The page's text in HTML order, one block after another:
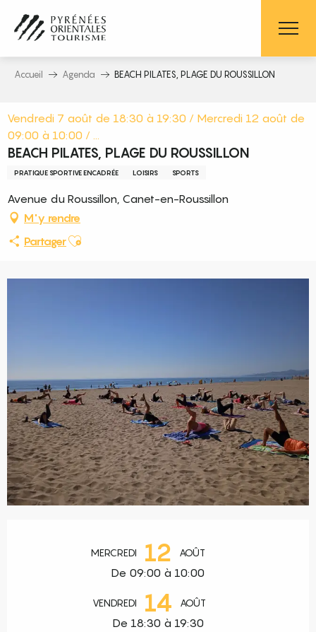
contenu
principal
Accueil Agenda BEACH PILATES, PLAGE DU ROUSSILLON
Vendredi 7 août de 18:30 à 19:30 / Mercredi 12 août de
09:00 à 10:00 / ...
BEACH PILATES, PLAGE DU ROUSSILLON
PRATIQUE SPORTIVE ENCADRÉE LOISIRS SPORTS
Avenue du Roussillon, Canet-en-Roussillon
M'y rendre
PartagerAjouter aux favoris
MERCREDI 12 AOÛT
De 09:00 à 10:00
VENDREDI 14 AOÛT
De 18:30 à 19:30